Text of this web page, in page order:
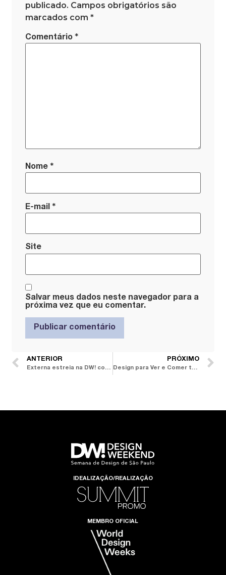
publicado. Campos obrigatórios são
marcados com*
Comentário*
Nome*
E-mail*
Site
Salvar meus dados neste navegador para a
próxima vez que eu comentar.
ANTERIOR
Externa estreia na DW! com mobiliário outdoor minimalista
PRÓXIMO
Design para Ver e Comer tem visitação prorrogada no Lar Center
IDEALIZAÇÃO/REALIZAÇÃO
MEMBRO OFICIAL